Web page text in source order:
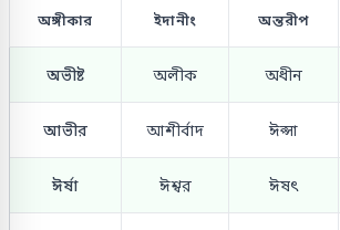
অঙ্গীকার ইদানীং অন্তরীপ
অভীষ্ট অলীক অধীন
আভীর আশীর্বাদ ঈপ্সা
ঈর্ষা ঈশ্বর ঈষৎ